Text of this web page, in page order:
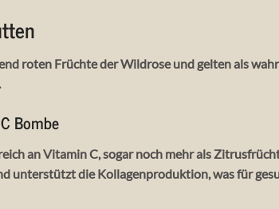
roten Früchte der Wildrose und gelten als
Bombe
an Vitamin C, sogar noch mehr als
unterstützt die Kollagenproduktion, was für